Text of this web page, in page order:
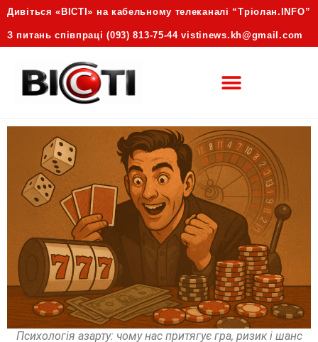
Дивіться «ВІСТІ» на кабельному телеканалі “Трiолан.INFO”
З питань співпраці (093) 813-75-44 vistinews.kh@gmail.com
Психологія азарту: чому нас притягує гра, ризик і шанс